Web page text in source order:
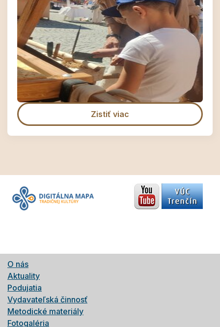
Zistiť viac
O nás
Aktuality
Podujatia
Vydavateľská činnosť
Metodické materiály
Fotogaléria